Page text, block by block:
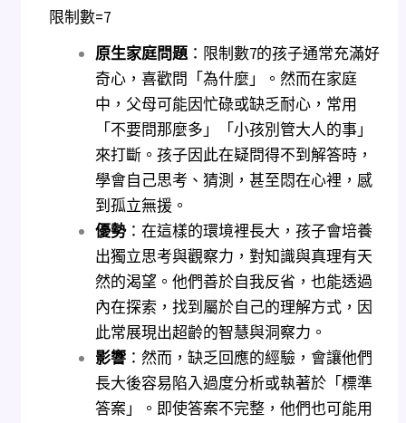
限制數=7
原生家庭問題：限制數7的孩子通常充滿好
奇心，喜歡問「為什麼」。然而在家庭
中，父母可能因忙碌或缺乏耐心，常用
「不要問那麼多」「小孩別管大人的事」
來打斷。孩子因此在疑問得不到解答時，
學會自己思考、猜測，甚至悶在心裡，感
到孤立無援。
優勢：在這樣的環境裡長大，孩子會培養
出獨立思考與觀察力，對知識與真理有天
然的渴望。他們善於自我反省，也能透過
內在探索，找到屬於自己的理解方式，因
此常展現出超齡的智慧與洞察力。
影響：然而，缺乏回應的經驗，會讓他們
長大後容易陷入過度分析或執著於「標準
答案」。即使答案不完整，他們也可能用